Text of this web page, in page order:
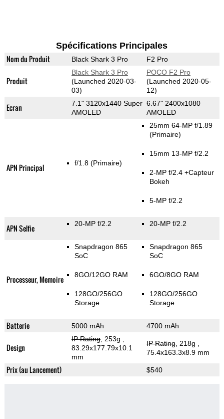
Spécifications Principales
Nom du Produit Black Shark 3 Pro F2 Pro
Produit
Black Shark 3 Pro
(Launched 2020-03-
03)
POCO F2 Pro
(Launched 2020-05-
12)
Ecran
7.1" 3120x1440 Super
AMOLED
6.67" 2400x1080
AMOLED
APN Principal f/1.8 (Primaire)
25mm 64-MP f/1.89
(Primaire)
15mm 13-MP f/2.2
2-MP f/2.4 +Capteur
Bokeh
5-MP f/2.2
APN Selfie 20-MP f/2.2 20-MP f/2.2
Processeur, Memoire
Snapdragon 865
SoC
8GO/12GO RAM
128GO/256GO
Storage
Snapdragon 865
SoC
6GO/8GO RAM
128GO/256GO
Storage
Batterie 5000 mAh 4700 mAh
Design
IP Rating, 253g
83.29x177.79x10.1
mm
IP Rating, 218g
75.4x163.3x8.9 mm
Prix (au Lancement) $540